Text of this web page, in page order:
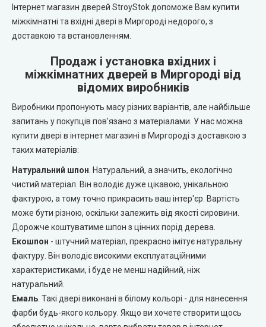
Міністерство Дверей
Bulat (Булат)
BEREZ (Берез)
MAGDA (Магда)
ARTIZ (Артиз)
Leador Gloss
Екодверка (з масиву сосни)
Статус (Status Doors)
Estet Doors (Естет Дорс)
Стильні Двері
StilDoors (СтілДорс)
Двері прихованого монтажу
DOORIS (Доріс)
BRAMA (Брама)
OMEGA (Омега)
Інтернет магазин дверей StroyStok допоможе Вам купити
міжкімнатні та вхідні двері в Миргороді недорого, з
доставкою та встановленням.
Продаж і установка вхідних і
міжкімнатних дверей в Миргороді від
відомих виробників
Виробники пропонують масу різних варіантів, але найбільше
запитань у покупців пов'язано з матеріалами. У нас можна
купити двері в інтернет магазині в Миргороді з доставкою з
таких матеріалів:
Натуральний шпон . Натуральний, а значить, екологічно
чистий матеріал. Він володіє дуже цікавою, унікальною
фактурою, а тому точно прикрасить ваш інтер'єр. Вартість
може бути різною, оскільки залежить від якості сировини.
Дорожче коштуватиме шпон з цінних порід дерева.
Екошпон - штучний матеріал, прекрасно імітує натуральну
фактуру. Він володіє високими експлуатаційними
характеристиками, і буде не менш надійний, ніж
натуральний.
Емаль . Такі двері виконані в білому кольорі - для нанесення
фарби будь-якого кольору. Якщо ви хочете створити щось